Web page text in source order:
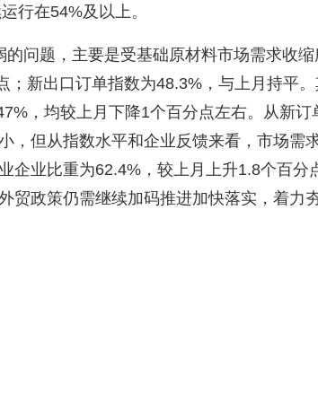
行在54%及以上。
问题，主要是受基础原材料市场需求收缩
；新出口订单指数为48.3% ，与上月持平
，均较上月下降1个百分点左右。从新订
，但从指数水平和企业反馈来看，市场需
企业比重为62.4% ，较上月上升1.8个百分
贸政策仍需继续加码推进加快落实，着力